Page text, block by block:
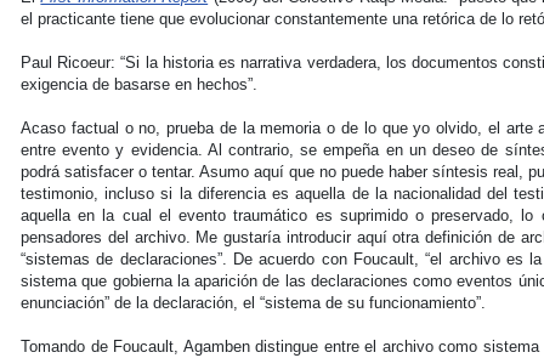
el practicante tiene que evolucionar constantemente una retórica de lo
Paul Ricoeur: “Si la historia es narrativa verdadera, los documentos
exigencia de basarse en hechos”.
Acaso factual o no, prueba de la memoria o de lo que yo olvido, el arte
entre evento y evidencia. Al contrario, se empeña en un deseo de
podrá satisfacer o tentar. Asumo aquí que no puede haber síntesis real,
testimonio, incluso si la diferencia es aquella de la nacionalidad del
aquella en la cual el evento traumático es suprimido o preservado, lo
pensadores del archivo. Me gustaría introducir aquí otra definición de
“sistemas de declaraciones”. De acuerdo con Foucault, “el archivo es
sistema que gobierna la aparición de las declaraciones como eventos
enunciación” de la declaración, el “sistema de su funcionamiento”.
Tomando de Foucault, Agamben distingue entre el archivo como